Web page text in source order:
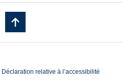
Déclaration relative à l’accessibilité